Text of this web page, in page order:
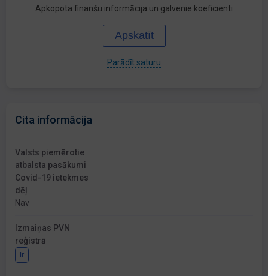
Apkopota finanšu informācija un galvenie koeficienti
Apskatīt
Parādīt saturu
Cita informācija
Valsts piemērotie
atbalsta pasākumi
Covid-19 ietekmes
dēļ
Nav
Izmaiņas PVN
reģistrā
Ir